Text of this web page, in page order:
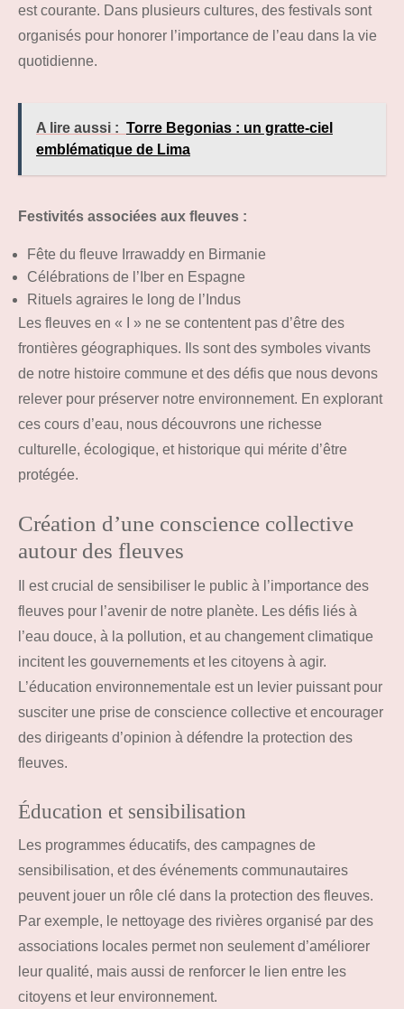
est courante. Dans plusieurs cultures, des festivals sont
organisés pour honorer l’importance de l’eau dans la vie
quotidienne.
A lire aussi : Torre Begonias : un gratte-ciel
emblématique de Lima
Festivités associées aux fleuves :
Fête du fleuve Irrawaddy en Birmanie
Célébrations de l’Iber en Espagne
Rituels agraires le long de l’Indus
Les fleuves en « I » ne se contentent pas d’être des
frontières géographiques. Ils sont des symboles vivants
de notre histoire commune et des défis que nous devons
relever pour préserver notre environnement. En explorant
ces cours d’eau, nous découvrons une richesse
culturelle, écologique, et historique qui mérite d’être
protégée.
Création d’une conscience collective
autour des fleuves
Il est crucial de sensibiliser le public à l’importance des
fleuves pour l’avenir de notre planète. Les défis liés à
l’eau douce, à la pollution, et au changement climatique
incitent les gouvernements et les citoyens à agir.
L’éducation environnementale est un levier puissant pour
susciter une prise de conscience collective et encourager
des dirigeants d’opinion à défendre la protection des
fleuves.
Éducation et sensibilisation
Les programmes éducatifs, des campagnes de
sensibilisation, et des événements communautaires
peuvent jouer un rôle clé dans la protection des fleuves.
Par exemple, le nettoyage des rivières organisé par des
associations locales permet non seulement d’améliorer
leur qualité, mais aussi de renforcer le lien entre les
citoyens et leur environnement.